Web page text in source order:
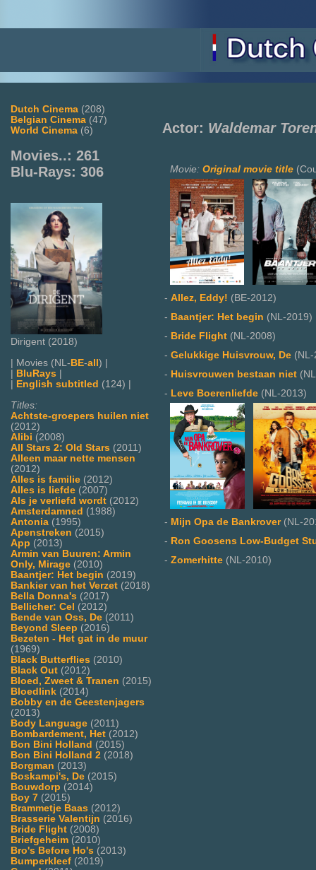
Dutch Cinema (208)
Belgian Cinema (47)
World Cinema (6)
Movies..: 261
Blu-Rays: 306
Dirigent (2018)
| Movies (NL-BE-all) |
| BluRays |
| English subtitled (124) |
Titles:
Achtste-groepers huilen niet
(2012)
Alibi (2008)
All Stars 2: Old Stars (2011)
Alleen maar nette mensen
(2012)
Alles is familie (2012)
Alles is liefde (2007)
Als je verliefd wordt (2012)
Amsterdamned (1988)
Antonia (1995)
Apenstreken (2015)
App (2013)
Armin van Buuren: Armin
Only, Mirage (2010)
Baantjer: Het begin (2019)
Bankier van het Verzet (2018)
Bella Donna's (2017)
Bellicher: Cel (2012)
Bende van Oss, De (2011)
Beyond Sleep (2016)
Bezeten - Het gat in de muur
(1969)
Black Butterflies (2010)
Black Out (2012)
Bloed, Zweet & Tranen (2015)
Bloedlink (2014)
Bobby en de Geestenjagers
(2013)
Body Language (2011)
Bombardement, Het (2012)
Bon Bini Holland (2015)
Bon Bini Holland 2 (2018)
Borgman (2013)
Boskampi's, De (2015)
Bouwdorp (2014)
Boy 7 (2015)
Brammetje Baas (2012)
Brasserie Valentijn (2016)
Bride Flight (2008)
Briefgeheim (2010)
Bro's Before Ho's (2013)
Bumperkleef (2019)
Actor: Waldemar
Movie: Original movie title
- Allez, Eddy! (BE-2012)
- Baantjer: Het begin (NL-2019)
- Bride Flight (NL-2008)
- Gelukkige Huisvrouw, De
- Huisvrouwen bestaan niet
- Leve Boerenliefde (NL-2013)
- Mijn Opa de Bankrover(NL-
- Ron Goosens Low-Budget
- Zomerhitte (NL-2010)